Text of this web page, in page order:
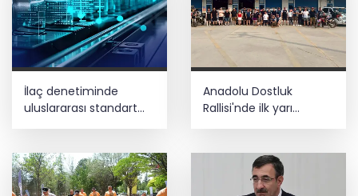
İlaç denetiminde
uluslararası standart
Anadolu Dostluk
Rallisi'nde ilk yarı